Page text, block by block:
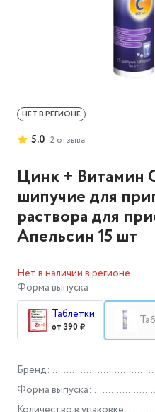
5.0 2 отзыва
Цинк + Витамин
шипучие для
раствора для
Апельсин 15 шт
НЕТ В РЕГИОНЕ
Бренд :
Форма выпуска :
Количество в упаковке :
Нет в наличии в регионе
Форма выпуска
Таблетки
от 390 ₽